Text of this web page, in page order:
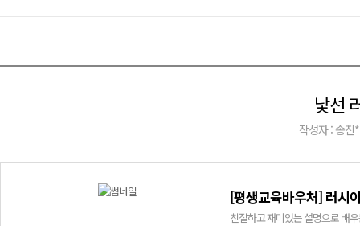
낯선
작성자 : 송진*
[평생교육바우처] 러시
친절하고 재미있는 설명으로 배